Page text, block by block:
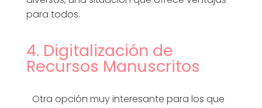
para todos.
4. Digitalización de
Recursos Manuscritos
Otra opción muy interesante para los que